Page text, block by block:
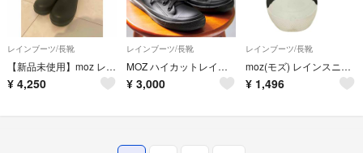
レインブーツ/長靴
【新品未使用】moz レインブーツ ミドル丈
¥ 4,250
レインブーツ/長靴
MOZ ハイカットレインシューズ ブラック
¥ 3,000
レインブーツ/長靴
moz(モズ) レインスニーカー レディース シューズ レインシューズ
¥ 1,496